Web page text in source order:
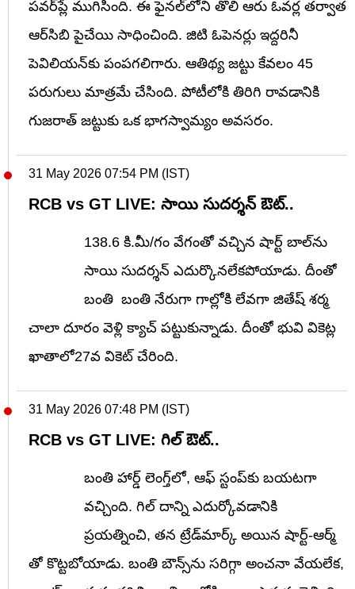
పవర్‌ప్లే ముగిసింది. ఈ ఫైనల్‌లోని తొలి ఆరు ఓవర్ల తర్వాత
ఆర్‌సిబి పైచేయి సాధించింది. జిటి ఓపెనర్లు ఇద్దరినీ
పెవిలియన్‌కు పంపగలిగారు. ఆతిథ్య జట్టు కేవలం 45
పరుగులు మాత్రమే చేసింది. పోటీలోకి తిరిగి రావడానికి
గుజరాత్ జట్టుకు ఒక భాగస్వామ్యం అవసరం.
31 May 2026 07:54 PM (IST)
RCB vs GT LIVE: సాయి సుదర్శన్ ఔట్..
138.6 కి.మీ/గం వేగంతో వచ్చిన షార్ట్ బాల్‌ను
సాయి సుదర్శన్ ఎదుర్కొనలేకపోయాడు. దీంతో
బంతి బంతి నేరుగా గాల్లోకి లేవగా జితేష్ శర్మ
చాలా దూరం వెళ్లి క్యాచ్ పట్టుకున్నాడు. దీంతో భువి వికెట్ల
ఖాతాలో27వ వికెట్ చేరింది.
31 May 2026 07:48 PM (IST)
RCB vs GT LIVE: గిల్ ఔట్..
బంతి హార్డ్ లెంగ్త్‌లో, ఆఫ్ స్టంప్‌కు బయటగా
వచ్చింది. గిల్ దాన్ని ఎదుర్కోవడానికి
ప్రయత్నించి, తన ట్రేడ్‌మార్క్ అయిన షార్ట్-ఆర్మ్
తో కొట్టబోయాడు. బంతి బౌన్స్‌ను సరిగ్గా అంచనా వేయలేక,